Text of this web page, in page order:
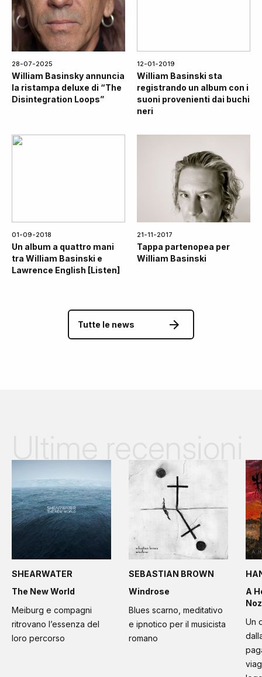
28-07-2025
William Basinsky annuncia
la ristampa deluxe di “The
Disintegration Loops”
12-01-2019
William Basinski sta
registrando un album con i
suoni provenienti dai buchi
neri
01-09-2018
Un album a quattro mani
tra William Basinski e
Lawrence English [Listen]
21-11-2017
Tappa partenopea per
William Basinski
Tutte le news
SHEARWATER
The New World
Meiburg e compagni
ritrovano l’essenza del
loro percorso
SEBASTIAN BROWN
Windrose
Blues scarno, meditativo
e ipnotico per il musicista
romano
A
Noz
Un